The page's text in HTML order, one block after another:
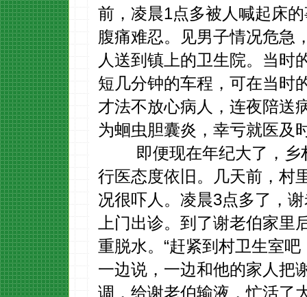
前，凌晨1点多被人喊起床
腹痛难忍。见男子情况危急
人送到镇上的卫生院。当时
短几分钟的车程，可在当时
才法不放心病人，连夜陪送
为蛔虫胆囊炎，幸亏就医及
即便现在年纪大了，乡
行医态度依旧。几天前，村
况很吓人。凌晨3点多了，
上门出诊。到了谢老伯家
重脱水。“赶紧到村卫生室
一边说，一边和他的家人把
调，给谢老伯输液，忙活了